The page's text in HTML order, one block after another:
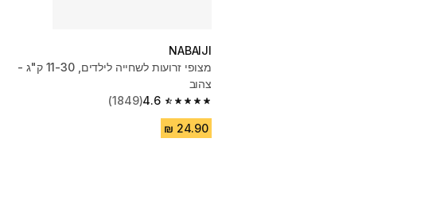
NABAIJI
מצופי זרועות לשחייה לילדים, 11-30 ק"ג -
צהוב
4.6
4.6 out of 5 stars from 1849 reviews
(1849)